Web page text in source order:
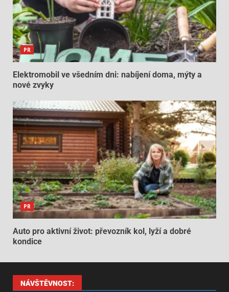
PR
Elektromobil ve všedním dni: nabíjení doma, mýty a
nové zvyky
PR
Auto pro aktivní život: převozník kol, lyží a dobré
kondice
NÁVŠTĚVNOST: